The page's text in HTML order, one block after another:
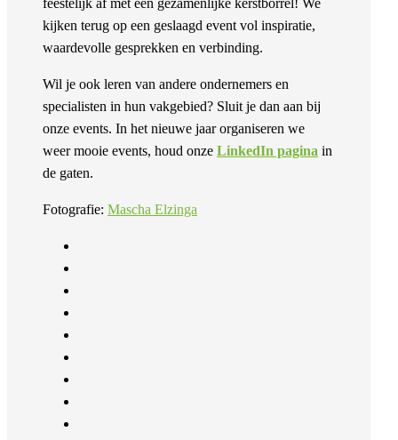
kijken terug op een geslaagd event vol inspiratie,
waardevolle gesprekken en verbinding.
Wil je ook leren van andere ondernemers en
specialisten in hun vakgebied? Sluit je dan aan bij
onze events. In het nieuwe jaar organiseren we
weer mooie events, houd onze LinkedIn pagina in
de gaten.
Fotografie: Mascha Elzinga